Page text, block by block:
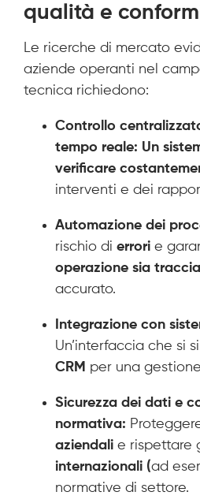
qualità e
Le ricerche di mercato
aziende operanti nel
tecnica richiedono:
Controllo
tempo reale: Un
verificare
interventi e dei
Automazione dei
rischio di errori e
operazione sia
accurato.
Integrazione con
Un’interfaccia che si
CRM per una
Sicurezza dei dati e
normativa:
aziendali e rispettare
internazionali (ad
normative di settore.